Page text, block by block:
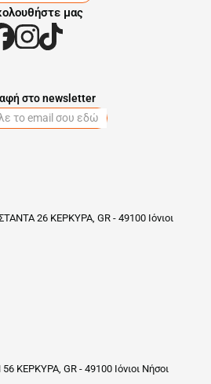
μας
26 ΚΕΡΚΥΡΑ, GR - 49100 Ιόνιοι
ΚΕΡΚΥΡΑ, GR - 49100 Ιόνιοι Νήσοι
στο newsletter